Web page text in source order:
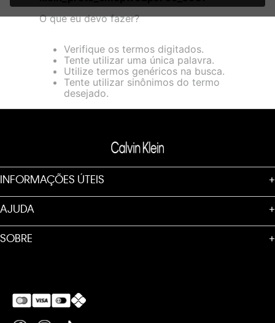
nosso Aviso de Privacidade. Quando você visita nosso site,
consideraremos isso como sua solicitação específica para
entre outros, a capacidade de comprar um item em nossa
loja virtual. Para maiores informações sobre o nosso aviso de
Cookies acesse o link.
O que eu devo fazer?
Verifique os termos digitados.
Tente utilizar uma única palavra.
Utilize termos genéricos na busca.
Tente utilizar sinônimos do termo
desejado.
INFORMAÇÕES ÚTEIS +
AJUDA +
SOBRE +